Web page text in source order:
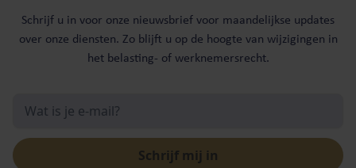
Schrijf u in voor onze nieuwsbrief voor maandelijkse updates
over onze diensten. Zo blijft u op de hoogte van wijzigingen in
het belasting- of werknemersrecht.